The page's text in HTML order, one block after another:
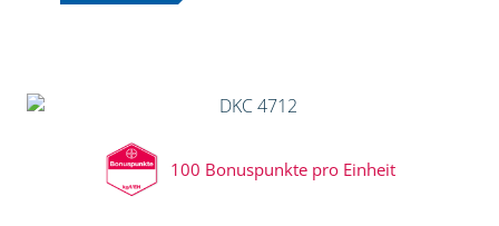
100 Bonuspunkte pro Einheit